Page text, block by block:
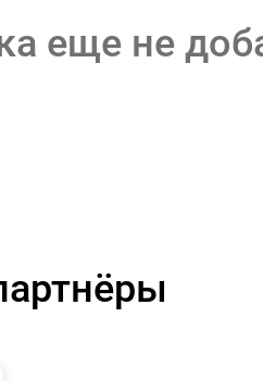
еще не